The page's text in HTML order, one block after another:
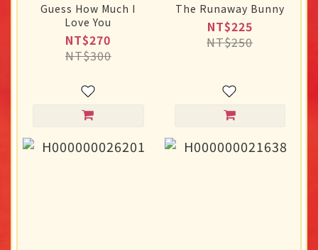
Guess How Much I
Love You
NT$270
NT$300
The Runaway Bunny
NT$225
NT$250